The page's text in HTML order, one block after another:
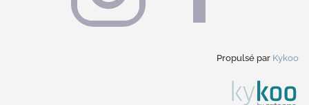
Propulsé par Kykoo